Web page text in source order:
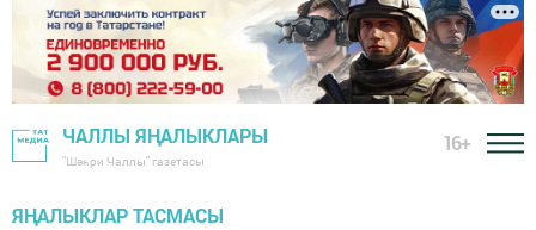
ЧАЛЛЫ ЯҢАЛЫКЛАРЫ
"Шәһри Чаллы" газетасы
16+
ЯҢАЛЫКЛАР ТАСМАСЫ